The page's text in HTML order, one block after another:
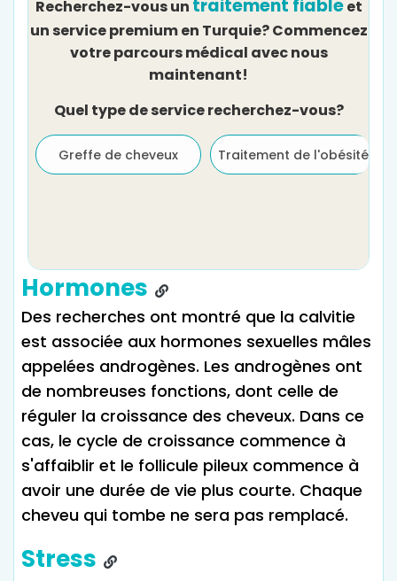
Recherchez-vous un traitement fiableet
un service premium en Turquie? Commencez
votre parcours médical avec nous
maintenant!
Quel type de service recherchez-vous?
Greffe de cheveux Traitement de l'obésité
Hormones
Des recherches ont montré que la calvitie
est associée aux hormones sexuelles mâles
appelées androgènes. Les androgènes ont
de nombreuses fonctions, dont celle de
réguler la croissance des cheveux. Dans ce
cas, le cycle de croissance commence à
s'affaiblir et le follicule pileux commence à
avoir une durée de vie plus courte. Chaque
cheveu qui tombe ne sera pas remplacé.
Stress